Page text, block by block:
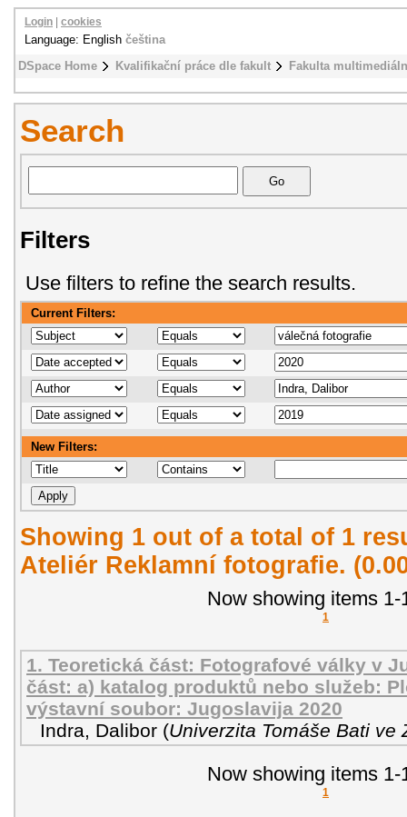
DSpace Home Kvalifikační práce dle fakult Fakulta
Login cookies
Language: English čeština
Search
Filters
Use filters to refine the search results.
Current Filters:
New Filters:
Showing 1 out of a total of 1
Ateliér Reklamní fotografie.
Now showing items 1-
1
1. Teoretická část: Fotografové války v
část: a) katalog produktů nebo služeb:
výstavní soubor: Jugoslavija 2020
Indra, Dalibor (Univerzita Tomáše Bati ve
Now showing items 1-
1